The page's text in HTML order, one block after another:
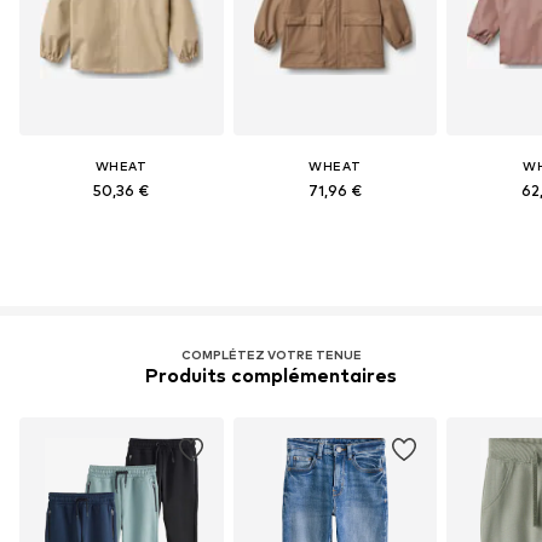
WHEAT
50,36 €
WHEAT
71,96 €
COMPLÉTEZ VOTRE TENUE
Produits complémentaires